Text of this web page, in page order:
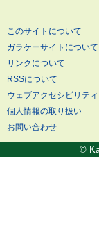
このサイトについて
ガラケーサイトについて
リンクについて
RSSについて
ウェブアクセシビリティ
個人情報の取り扱い
お問い合わせ
©